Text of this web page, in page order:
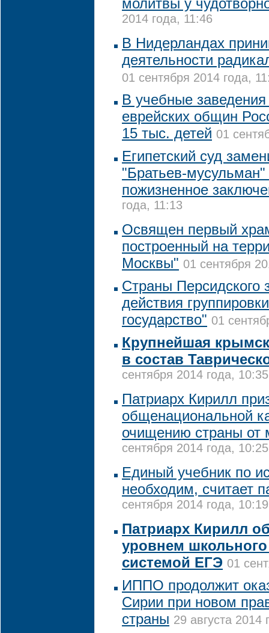
молитвы у
2014 года, 11:46
В Нидерландах
деятельности
01 сентября 2014 года,
В учебные
еврейских общин
15 тыс. детей 01
Египетский суд
"Братьев-
пожизненное
года, 11:13
Освящен первый
построенный на
Москвы" 01 сентября
Страны Персидского
действия
государство" 01
Крупнейшая
в состав
сентября 2014 года, 10:35
Патриарх Кирилл
общенациональной
очищению страны от
сентября 2014 года, 10:25
Единый учебник по
необходим, считает
сентября 2014 года, 10:19
Патриарх Кирилл
уровнем
системой ЕГЭ 01
ИППО продолжит
Сирии при новом
страны 29 августа 2014